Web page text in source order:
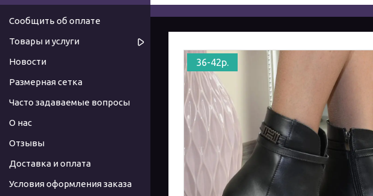
36-42р.
Сообщить об оплате
Товары и услуги
Новости
Размерная сетка
Часто задаваемые вопросы
О нас
Отзывы
Доставка и оплата
Условия оформления заказа